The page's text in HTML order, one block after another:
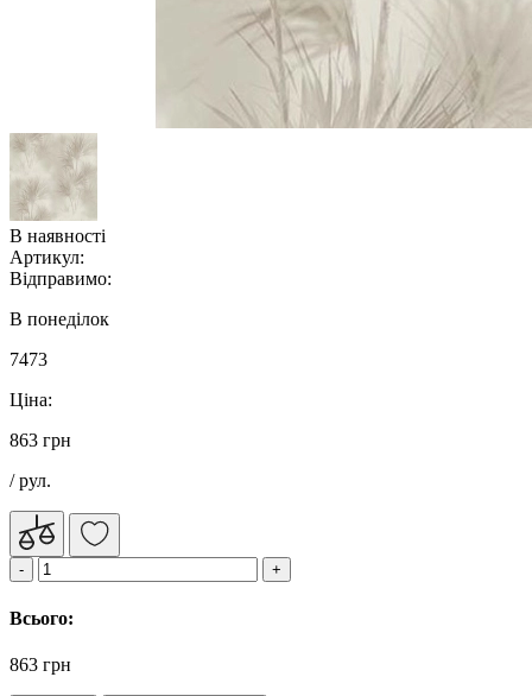
В наявності
Артикул:
Відправимо:
В понеділок
7473
Ціна:
863 грн
/ рул.
Всього:
863 грн